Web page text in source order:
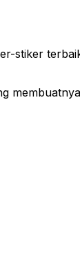
stiker
membuatnya